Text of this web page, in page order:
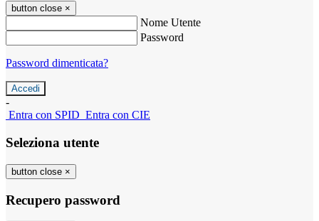
button close ×
Nome Utente
Password
Password dimenticata?
-
Entra con SPID Entra con CIE
Seleziona utente
button close ×
Recupero password